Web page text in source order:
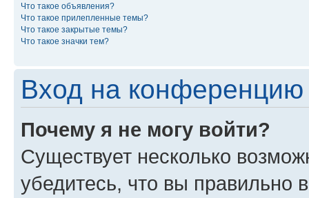
Что такое объявления?
Что такое прилепленные темы?
Что такое закрытые темы?
Что такое значки тем?
Вход на конференцию
Почему я не могу войти?
Существует несколько
убедитесь, что вы правильно